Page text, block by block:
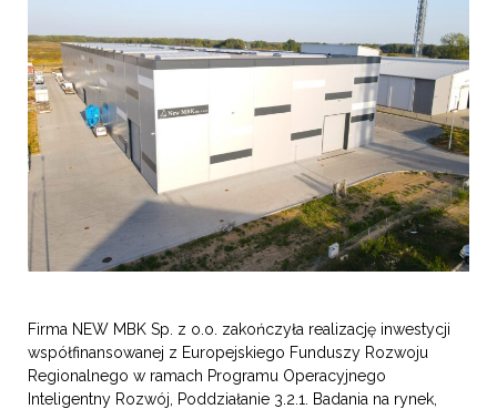
Firma NEW MBK Sp. z o.o. zakończyła realizację inwestycji
współfinansowanej z Europejskiego Funduszy Rozwoju
Regionalnego w ramach Programu Operacyjnego
Inteligentny Rozwój, Poddziałanie 3.2.1. Badania na rynek,